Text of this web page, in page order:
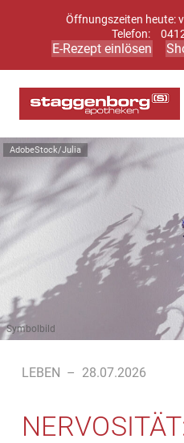
Öffnungszeiten heute:
Telefon:
E-Rezept einlösen
AdobeStock/Julia
Symbolbild
LEBEN – 28.07.2026